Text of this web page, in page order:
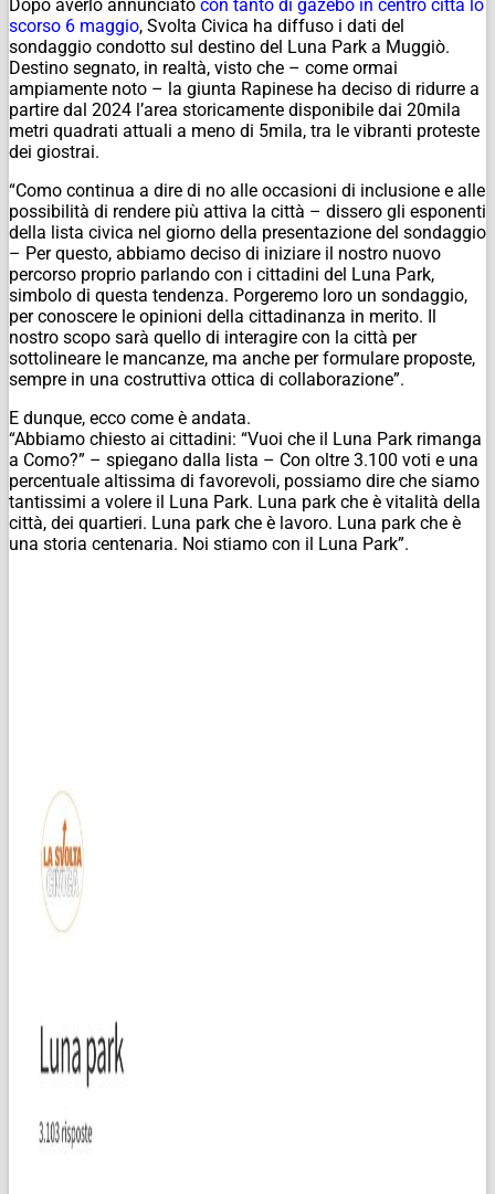
Dopo averlo annunciato con tanto di gazebo in centro città lo
scorso 6 maggio, Svolta Civica ha diffuso i dati del
sondaggio condotto sul destino del Luna Park a Muggiò.
Destino segnato, in realtà, visto che – come ormai
ampiamente noto – la giunta Rapinese ha deciso di ridurre a
partire dal 2024 l’area storicamente disponibile dai 20mila
metri quadrati attuali a meno di 5mila, tra le vibranti proteste
dei giostrai.
“Como continua a dire di no alle occasioni di inclusione e alle
possibilità di rendere più attiva la città – dissero gli esponenti
della lista civica nel giorno della presentazione del sondaggio
– Per questo, abbiamo deciso di iniziare il nostro nuovo
percorso proprio parlando con i cittadini del Luna Park,
simbolo di questa tendenza. Porgeremo loro un sondaggio,
per conoscere le opinioni della cittadinanza in merito. Il
nostro scopo sarà quello di interagire con la città per
sottolineare le mancanze, ma anche per formulare proposte,
sempre in una costruttiva ottica di collaborazione”.
E dunque, ecco come è andata.
“Abbiamo chiesto ai cittadini: “Vuoi che il Luna Park rimanga
a Como?” – spiegano dalla lista – Con oltre 3.100 voti e una
percentuale altissima di favorevoli, possiamo dire che siamo
tantissimi a volere il Luna Park. Luna park che è vitalità della
città, dei quartieri. Luna park che è lavoro. Luna park che è
una storia centenaria. Noi stiamo con il Luna Park”.